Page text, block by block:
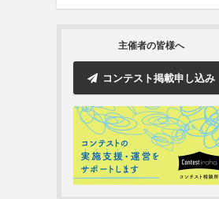
主催者の皆様へ
コンテスト掲載申し込み